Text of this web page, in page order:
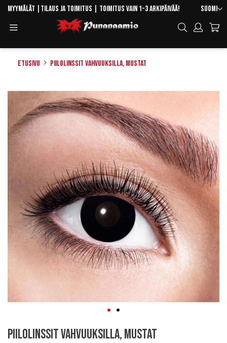
Skip
Content
Kieli
Suomi
Myymälät Tilaus ja toimitus | Toimitus vain 1-3 arkipäivää!
Hae
Etusivu Piilolinssit vahvuuksilla, Mustat
end
of
to
Piilolinssit vahvuuksilla, Mustat